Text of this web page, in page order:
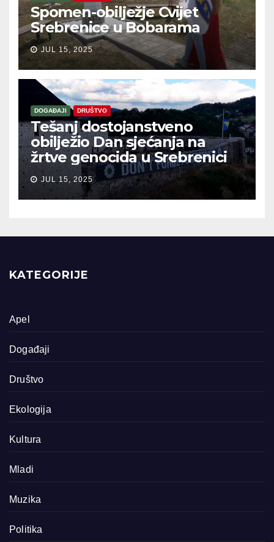
Spomen-obilježje Cvijet
Srebrenice u Bobarama
JUL 15, 2025
DOGAĐAJI DRUŠTVO
Tešanj dostojanstveno
obilježio Dan sjećanja na
žrtve genocida u Srebrenici
JUL 15, 2025
KATEGORIJE
Apel
Događaji
Društvo
Ekologija
Kultura
Mladi
Muzika
Politika